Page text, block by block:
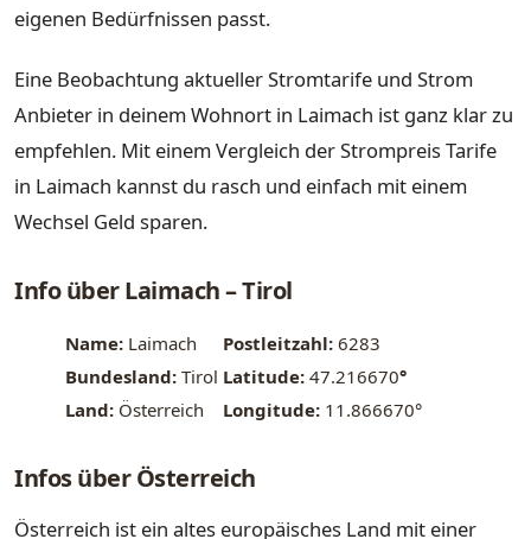
eigenen Bedürfnissen passt.
Eine Beobachtung aktueller Stromtarife und Strom
Anbieter in deinem Wohnort in Laimach ist ganz klar zu
empfehlen. Mit einem Vergleich der Strompreis Tarife
in Laimach kannst du rasch und einfach mit einem
Wechsel Geld sparen.
Info über Laimach – Tirol
Name: Laimach Postleitzahl: 6283
Bundesland: Tirol Latitude: 47.216670°
Land: Österreich Longitude: 11.866670°
Infos über Österreich
Österreich ist ein altes europäisches Land mit einer